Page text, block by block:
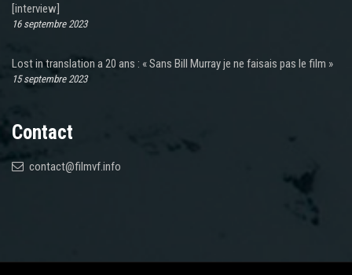
[interview]
16 septembre 2023
Lost in translation a 20 ans : « Sans Bill Murray je ne faisais pas le film »
15 septembre 2023
Contact
contact@filmvf.info